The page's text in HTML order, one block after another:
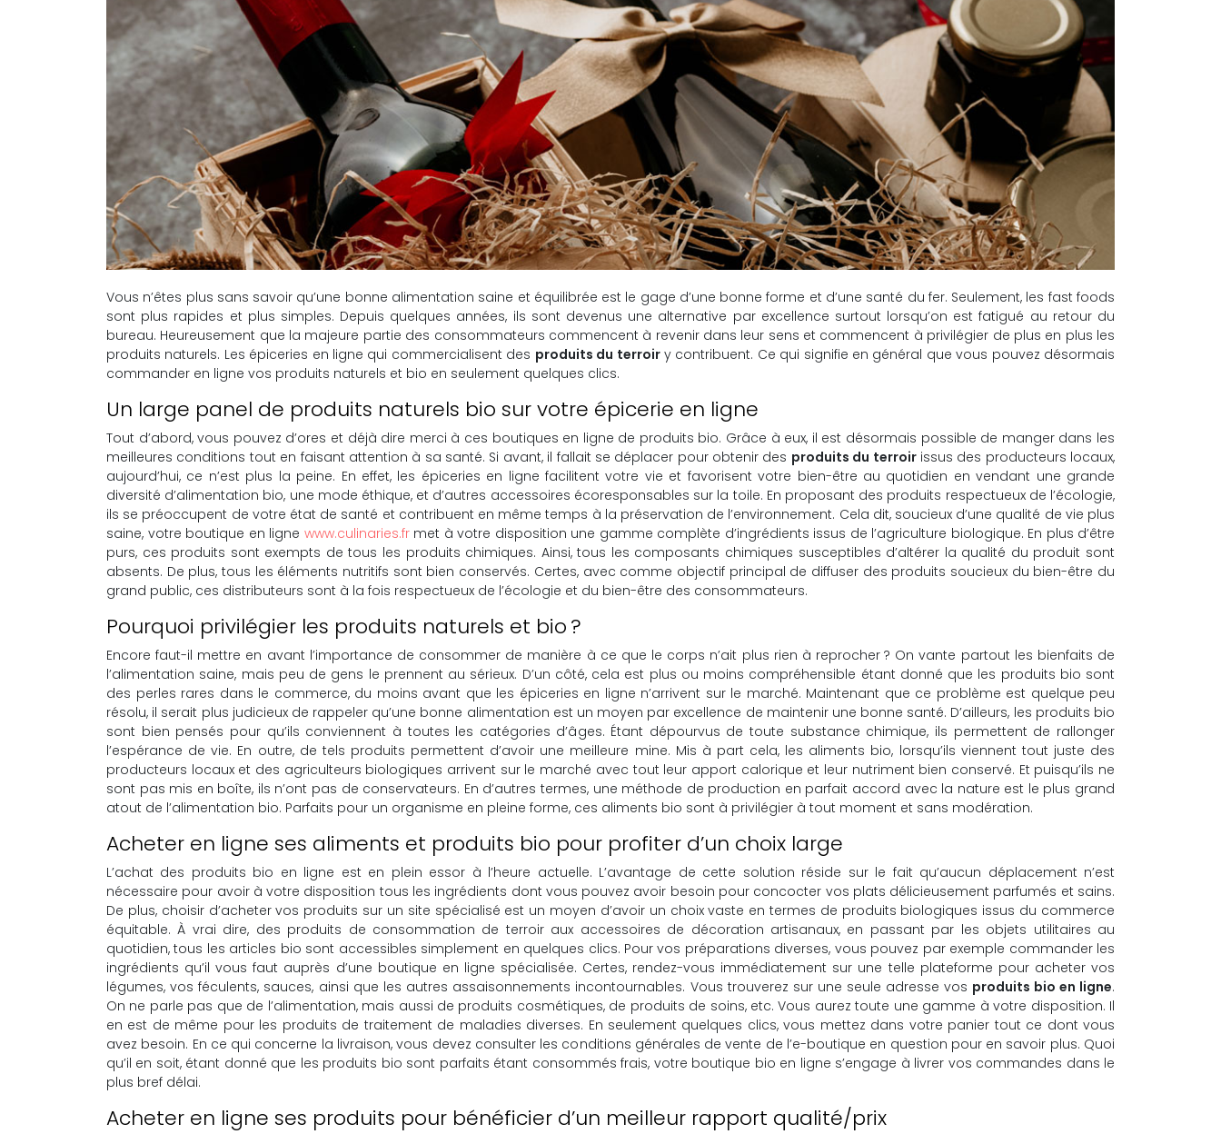
Vous n’êtes plus sans savoir qu’une bonne alimentation saine et équilibrée est le gage d’une bonne forme et d’une santé du fer. Seulement, les fast foods
sont plus rapides et plus simples. Depuis quelques années, ils sont devenus une alternative par excellence surtout lorsqu’on est fatigué au retour du
bureau. Heureusement que la majeure partie des consommateurs commencent à revenir dans leur sens et commencent à privilégier de plus en plus les
produits naturels. Les épiceries en ligne qui commercialisent des produits du terroiry contribuent. Ce qui signifie en général que vous pouvez désormais
commander en ligne vos produits naturels et bio en seulement quelques clics.
Un large panel de produits naturels bio sur votre épicerie en ligne
Tout d’abord, vous pouvez d’ores et déjà dire merci à ces boutiques en ligne de produits bio. Grâce à eux, il est désormais possible de manger dans les
meilleures conditions tout en faisant attention à sa santé. Si avant, il fallait se déplacer pour obtenir des produits du terroirissus des producteurs locaux,
aujourd’hui, ce n’est plus la peine. En effet, les épiceries en ligne facilitent votre vie et favorisent votre bien-être au quotidien en vendant une grande
diversité d’alimentation bio, une mode éthique, et d’autres accessoires écoresponsables sur la toile. En proposant des produits respectueux de l’écologie,
ils se préoccupent de votre état de santé et contribuent en même temps à la préservation de l’environnement. Cela dit, soucieux d’une qualité de vie plus
saine, votre boutique en ligne www.culinaries.frmet à votre disposition une gamme complète d’ingrédients issus de l’agriculture biologique. En plus d’être
purs, ces produits sont exempts de tous les produits chimiques. Ainsi, tous les composants chimiques susceptibles d’altérer la qualité du produit sont
absents. De plus, tous les éléments nutritifs sont bien conservés. Certes, avec comme objectif principal de diffuser des produits soucieux du bien-être du
grand public, ces distributeurs sont à la fois respectueux de l’écologie et du bien-être des consommateurs.
Pourquoi privilégier les produits naturels et bio ?
Encore faut-il mettre en avant l’importance de consommer de manière à ce que le corps n’ait plus rien à reprocher ? On vante partout les bienfaits de
l’alimentation saine, mais peu de gens le prennent au sérieux. D’un côté, cela est plus ou moins compréhensible étant donné que les produits bio sont
des perles rares dans le commerce, du moins avant que les épiceries en ligne n’arrivent sur le marché. Maintenant que ce problème est quelque peu
résolu, il serait plus judicieux de rappeler qu’une bonne alimentation est un moyen par excellence de maintenir une bonne santé. D’ailleurs, les produits bio
sont bien pensés pour qu’ils conviennent à toutes les catégories d’âges. Étant dépourvus de toute substance chimique, ils permettent de rallonger
l’espérance de vie. En outre, de tels produits permettent d’avoir une meilleure mine. Mis à part cela, les aliments bio, lorsqu’ils viennent tout juste des
producteurs locaux et des agriculteurs biologiques arrivent sur le marché avec tout leur apport calorique et leur nutriment bien conservé. Et puisqu’ils ne
sont pas mis en boîte, ils n’ont pas de conservateurs. En d’autres termes, une méthode de production en parfait accord avec la nature est le plus grand
atout de l’alimentation bio. Parfaits pour un organisme en pleine forme, ces aliments bio sont à privilégier à tout moment et sans modération.
Acheter en ligne ses aliments et produits bio pour profiter d’un choix large
L’achat des produits bio en ligne est en plein essor à l’heure actuelle. L’avantage de cette solution réside sur le fait qu’aucun déplacement n’est
nécessaire pour avoir à votre disposition tous les ingrédients dont vous pouvez avoir besoin pour concocter vos plats délicieusement parfumés et sains.
De plus, choisir d’acheter vos produits sur un site spécialisé est un moyen d’avoir un choix vaste en termes de produits biologiques issus du commerce
équitable. À vrai dire, des produits de consommation de terroir aux accessoires de décoration artisanaux, en passant par les objets utilitaires au
quotidien, tous les articles bio sont accessibles simplement en quelques clics. Pour vos préparations diverses, vous pouvez par exemple commander les
ingrédients qu’il vous faut auprès d’une boutique en ligne spécialisée. Certes, rendez-vous immédiatement sur une telle plateforme pour acheter vos
légumes, vos féculents, sauces, ainsi que les autres assaisonnements incontournables. Vous trouverez sur une seule adresse vos produits bio en ligne.
On ne parle pas que de l’alimentation, mais aussi de produits cosmétiques, de produits de soins, etc. Vous aurez toute une gamme à votre disposition. Il
en est de même pour les produits de traitement de maladies diverses. En seulement quelques clics, vous mettez dans votre panier tout ce dont vous
avez besoin. En ce qui concerne la livraison, vous devez consulter les conditions générales de vente de l’e-boutique en question pour en savoir plus. Quoi
qu’il en soit, étant donné que les produits bio sont parfaits étant consommés frais, votre boutique bio en ligne s’engage à livrer vos commandes dans le
plus bref délai.
Acheter en ligne ses produits pour bénéficier d’un meilleur rapport qualité/prix